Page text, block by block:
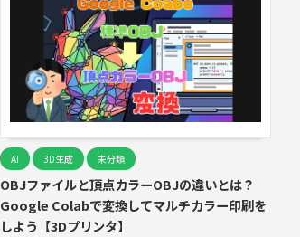
AI 3D生成 未分類
OBJファイルと頂点カラーOBJの違いとは？
Google Colabで変換してマルチカラー印刷を
しよう【3Dプリンタ】